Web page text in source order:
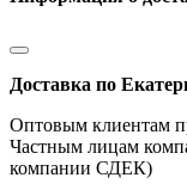
Доставка по
Оптовым клиентам
Частным лицам
компании СДЕК)